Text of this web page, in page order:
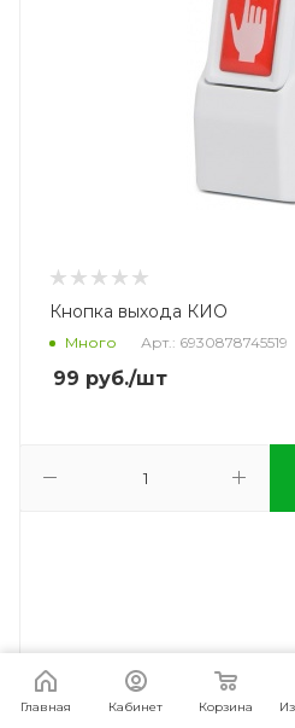
Кнопка выхода КИО
Много Арт.: 6930878745519
99 руб./шт
Главная Кабинет Корзина